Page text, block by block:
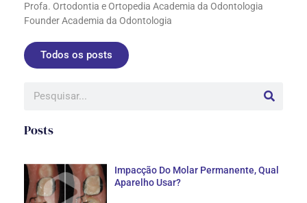
Profa. Ortodontia e Ortopedia Academia da Odontologia
Founder Academia da Odontologia
Todos os posts
Posts
Impacção Do Molar Permanente, Qual
Aparelho Usar?